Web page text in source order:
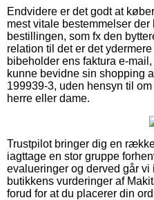
Endvidere er det godt at
mest vitale bestemmelser
bestillingen, som fx den
relation til det er det
bibeholder ens faktura e-
kunne bevidne sin shopping
199939-3, uden hensyn til
herre eller dame.
Trustpilot bringer dig en
iagttage en stor gruppe
evalueringer og derved går
butikkens vurderinger af
forud for at du placerer din